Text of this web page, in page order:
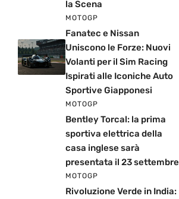
la Scena
MOTOGP
Fanatec e Nissan
Uniscono le Forze: Nuovi
Volanti per il Sim Racing
Ispirati alle Iconiche Auto
Sportive Giapponesi
MOTOGP
Bentley Torcal: la prima
sportiva elettrica della
casa inglese sarà
presentata il 23 settembre
MOTOGP
Rivoluzione Verde in India: